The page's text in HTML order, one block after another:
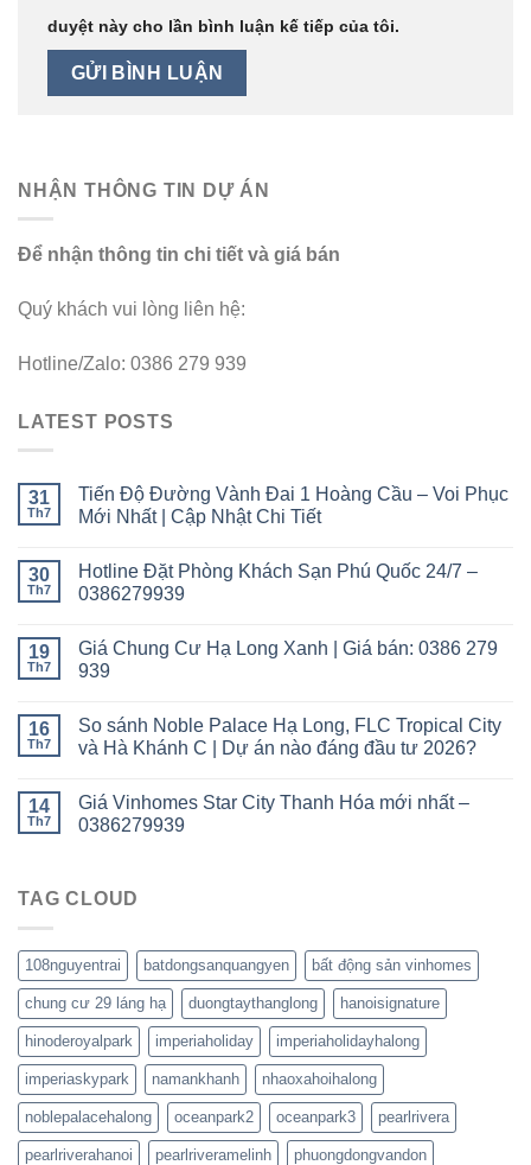
duyệt này cho lần bình luận kế tiếp của tôi.
NHẬN THÔNG TIN DỰ ÁN
Để nhận thông tin chi tiết và giá bán
Quý khách vui lòng liên hệ:
Hotline/Zalo: 0386 279 939
LATEST POSTS
31
Th7
Tiến Độ Đường Vành Đai 1 Hoàng Cầu – Voi Phục
Mới Nhất | Cập Nhật Chi Tiết
30
Th7
Hotline Đặt Phòng Khách Sạn Phú Quốc 24/7 –
0386279939
19
Th7
Giá Chung Cư Hạ Long Xanh | Giá bán: 0386 279
939
16
Th7
So sánh Noble Palace Hạ Long, FLC Tropical City
và Hà Khánh C | Dự án nào đáng đầu tư 2026?
14
Th7
Giá Vinhomes Star City Thanh Hóa mới nhất –
0386279939
TAG CLOUD
108nguyentrai batdongsanquangyen bất động sản vinhomes
chung cư 29 láng hạ duongtaythanglong hanoisignature
hinoderoyalpark imperiaholiday imperiaholidayhalong
imperiaskypark namankhanh nhaoxahoihalong
noblepalacehalong oceanpark2 oceanpark3 pearlrivera
pearlriverahanoi pearlriveramelinh phuongdongvandon